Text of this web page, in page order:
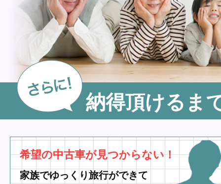
納得頂けるま
希望の中古車が見つからない！
家族でゆっくり旅行ができて